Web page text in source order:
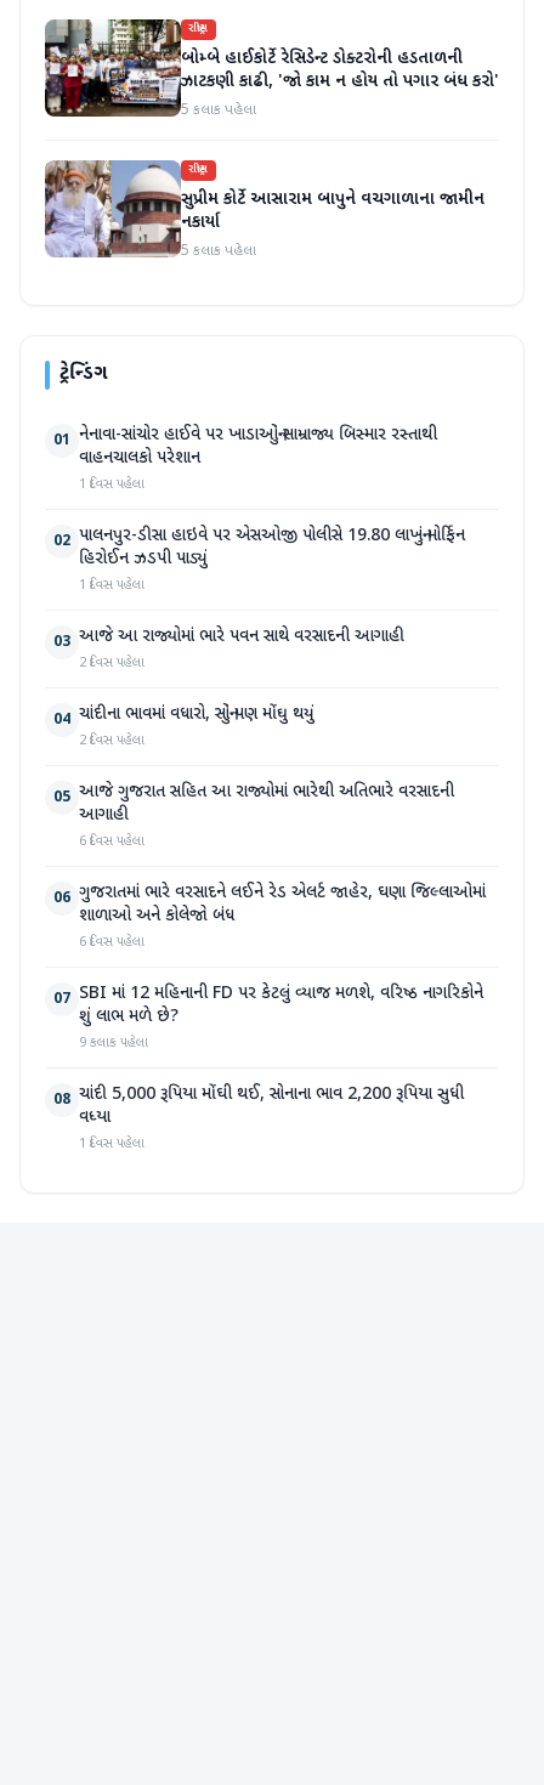
રાષ્ટ્રીય
બોમ્બે હાઈકોર્ટે રેસિડેન્ટ ડોક્ટરોની હડતાળની
ઝાટકણી કાઢી, 'જો કામ ન હોય તો પગાર બંધ કરો'
5 કલાક પહેલા
રાષ્ટ્રીય
સુપ્રીમ કોર્ટે આસારામ બાપુને વચગાળાના જામીન
નકાર્યા
5 કલાક પહેલા
ટ્રેન્ડિંગ
01 નેનાવા-સાંચોર હાઈવે પર ખાડાઓનું સામ્રાજ્ય બિસ્માર રસ્તાથી
વાહનચાલકો પરેશાન
1 દિવસ પહેલા
02 પાલનપુર-ડીસા હાઇવે પર એસઓજી પોલીસે 19.80 લાખનું મોર્ફિન
હિરોઈન ઝડપી પાડ્યું
1 દિવસ પહેલા
03 આજે આ રાજ્યોમાં ભારે પવન સાથે વરસાદની આગાહી
2 દિવસ પહેલા
04 ચાંદીના ભાવમાં વધારો, સોનું પણ મોંઘુ થયું
2 દિવસ પહેલા
05 આજે ગુજરાત સહિત આ રાજ્યોમાં ભારેથી અતિભારે વરસાદની
આગાહી
6 દિવસ પહેલા
06 ગુજરાતમાં ભારે વરસાદને લઈને રેડ એલર્ટ જાહેર, ઘણા જિલ્લાઓમાં
શાળાઓ અને કોલેજો બંધ
6 દિવસ પહેલા
07 SBI માં 12 મહિનાની FD પર કેટલું વ્યાજ મળશે, વરિષ્ઠ નાગરિકોને
શું લાભ મળે છે?
9 કલાક પહેલા
08 ચાંદી 5,000 રૂપિયા મોંઘી થઈ, સોનાના ભાવ 2,200 રૂપિયા સુધી
વધ્યા
1 દિવસ પહેલા